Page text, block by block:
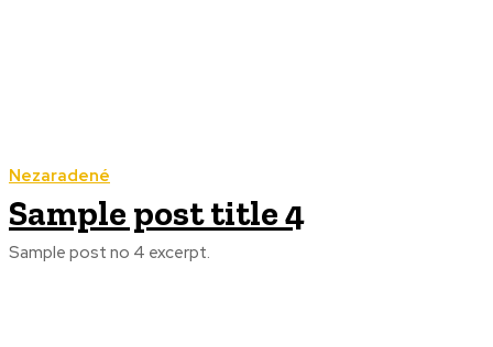
Nezaradené
Sample post title 4
Sample post no 4 excerpt.